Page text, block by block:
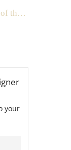
Cloud Dancer, Pantone coulour of the year 2026